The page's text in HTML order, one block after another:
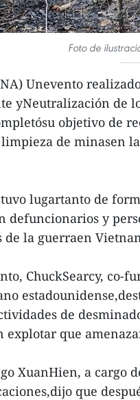
Foto de
Unevento
yNeutralización de
objetivo de
de minasen
lugartanto de
defuncionarios y
de la guerraen
ChuckSearcy, co-
de
explotar que
XuanHien, a cargo
que